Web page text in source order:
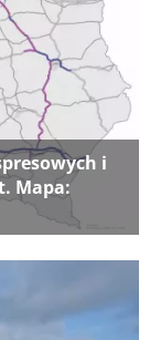
i
Mapa: